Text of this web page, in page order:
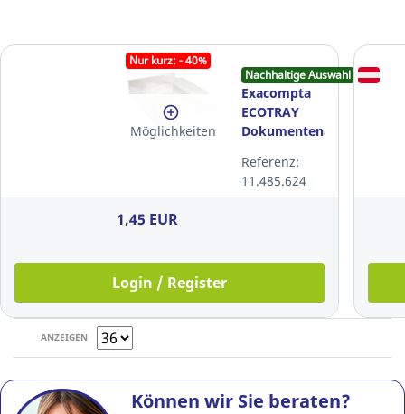
Nur kurz: - 40%
Möglichkeiten
Nachhaltige Auswahl
Exacompta
ECOTRAY
Dokumentenablage,
Referenz:
11.485.624
1,45 EUR
Login / Register
ANZEIGEN
Können wir Sie beraten?